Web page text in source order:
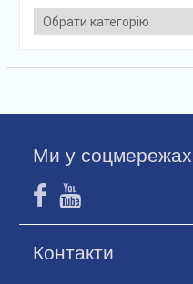
Категорії
Ми у соцмережах
Контакти